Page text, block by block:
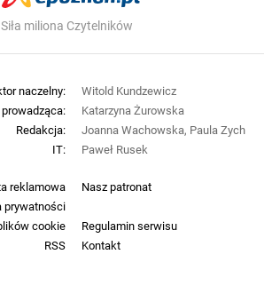
Siła miliona Czytelników
reklamowa
Nasz patronat
prywatności
cookie
Regulamin serwisu
RSS
Kontakt
naczelny:
Witold Kundzewicz
Katarzyna Żurowska
Redakcja:
Joanna Wachowska, Paula Zych
IT:
Paweł Rusek